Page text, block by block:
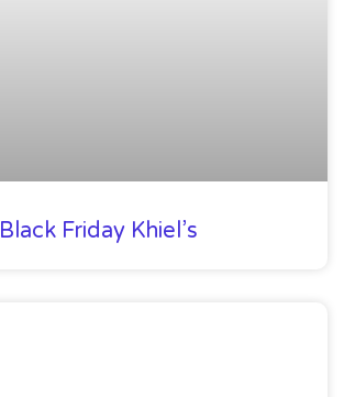
Black Friday Khiel’s